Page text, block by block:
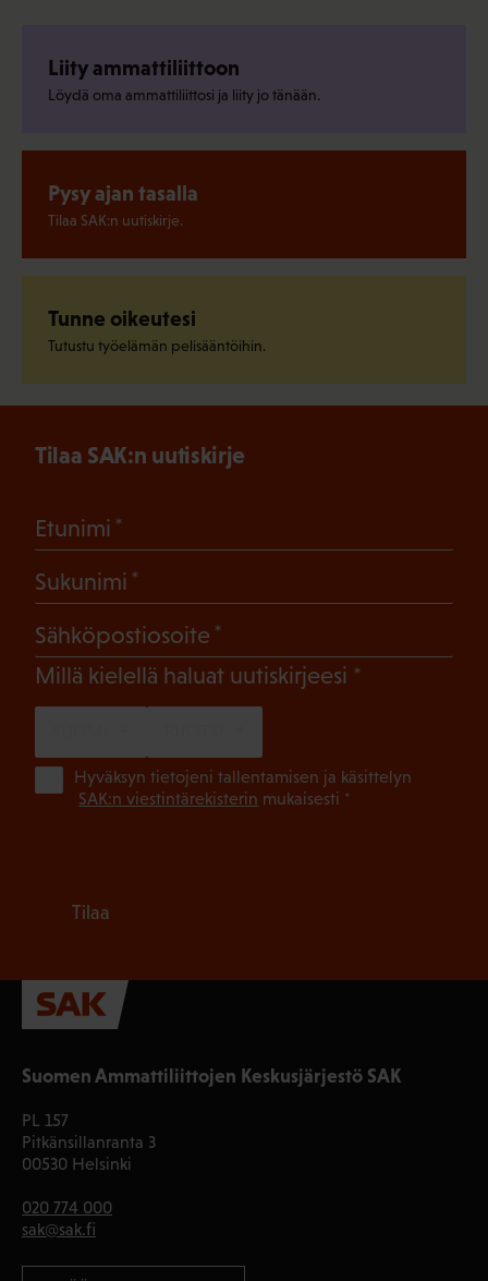
Liity ammattiliittoon
Löydä oma ammattiliittosi ja liity jo tänään.
Pysy ajan tasalla
Tilaa SAK:n uutiskirje.
Tunne oikeutesi
Tutustu työelämän pelisääntöihin.
Suomen Ammattiliittojen Keskusjärjestö SAK
PL 157
Pitkänsillanranta 3
00530 Helsinki
020 774 000
sak@sak.fi
Tilaa SAK:n uutiskirje
Etunimi
Sukunimi
Sähköpostiosoite
Millä kielellä haluat uutiskirjeesi (Pakollinen)
Hyväksyn tietojeni tallentamisen ja käsittelyn
SAK:n viestintärekisterin mukaisesti *
Tilaa